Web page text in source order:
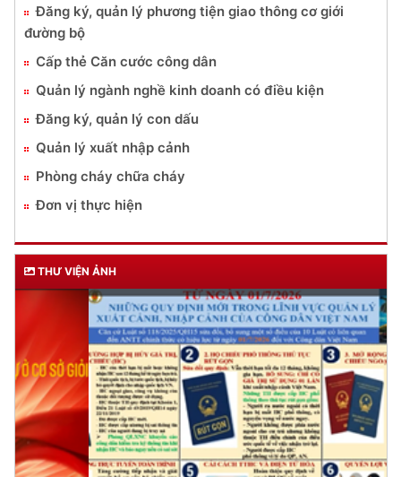
Đăng ký, quản lý phương tiện giao thông cơ giới
đường bộ
Cấp thẻ Căn cước công dân
Quản lý ngành nghề kinh doanh có điều kiện
Đăng ký, quản lý con dấu
Quản lý xuất nhập cảnh
Phòng cháy chữa cháy
Đơn vị thực hiện
THƯ VIỆN ẢNH